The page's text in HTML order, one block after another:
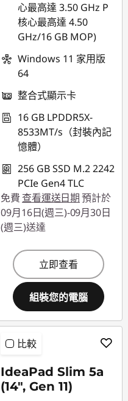
心最高達 3.50 GHz P
核心最高達 4.50
GHz/16 GB MOP)
Windows 11 家用版
64
整合式顯示卡
16 GB LPDDR5X-
8533MT/s（封裝內記
憶體）
256 GB SSD M.2 2242
PCIe Gen4 TLC
免費 查看運送日期預計於
09月16日(週三)-09月30日
(週三)送達
立即查看
組裝您的電腦
比較
IdeaPad Slim 5a
(14", Gen 11)